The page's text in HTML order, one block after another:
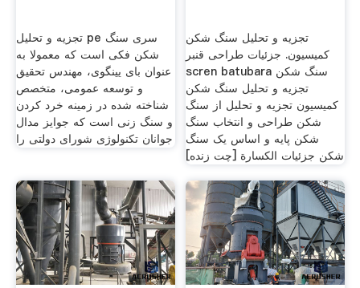
تجزیه و تحلیل pe سری سنگ
شکن فکی است که معمولا به
عنوان بای یینگوی، مهندس تحقیق
و توسعه عمومی، متخصص
شناخته شده در زمینه خرد کردن
و سنگ زنی است که جوایز مدال
جوانان تکنولوژی شورای دولتی را
تجزیه و تحلیل سنگ شکن
کمیسیون. جزئیات طراحی قنبر
scren batubara سنگ شکن
تجزیه و تحلیل سنگ شکن
کمیسیون تجزیه و تحلیل از سنگ
شکن طراحی و انتخاب سنگ
شکن پایه و اساس یک سنگ
شکن جزئیات الكسارة [چت زنده]